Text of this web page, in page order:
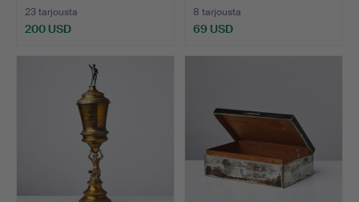
23 tarjousta
200 USD
8 tarjousta
69 USD